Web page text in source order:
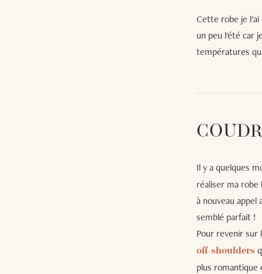
Cette robe je l'ai
un peu l'été car
températures
Il y a quelques
réaliser ma
à nouveau appel
semblé parfait !
Pour revenir sur
off-shoulders
plus